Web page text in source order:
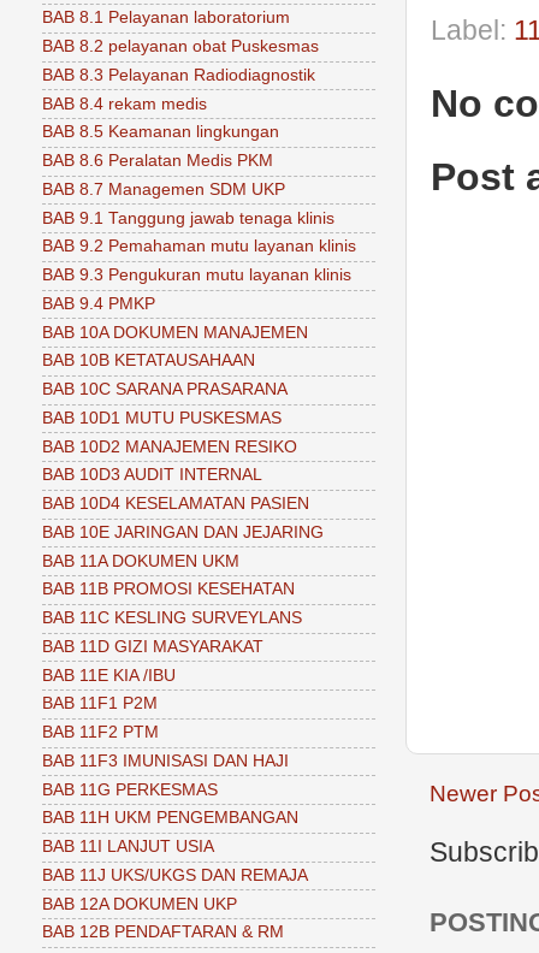
Label:
No
Post
Newer
BAB 8.1 Pelayanan laboratorium
BAB 8.2 pelayanan obat Puskesmas
BAB 8.3 Pelayanan Radiodiagnostik
BAB 8.4 rekam medis
BAB 8.5 Keamanan lingkungan
BAB 8.6 Peralatan Medis PKM
BAB 8.7 Managemen SDM UKP
BAB 9.1 Tanggung jawab tenaga klinis
BAB 9.2 Pemahaman mutu layanan klinis
BAB 9.3 Pengukuran mutu layanan klinis
BAB 9.4 PMKP
BAB 10A DOKUMEN MANAJEMEN
BAB 10B KETATAUSAHAAN
BAB 10C SARANA PRASARANA
BAB 10D1 MUTU PUSKESMAS
BAB 10D2 MANAJEMEN RESIKO
BAB 10D3 AUDIT INTERNAL
BAB 10D4 KESELAMATAN PASIEN
BAB 10E JARINGAN DAN JEJARING
BAB 11A DOKUMEN UKM
BAB 11B PROMOSI KESEHATAN
BAB 11C KESLING SURVEYLANS
BAB 11D GIZI MASYARAKAT
BAB 11E KIA /IBU
BAB 11F1 P2M
BAB 11F2 PTM
BAB 11F3 IMUNISASI DAN HAJI
BAB 11G PERKESMAS
BAB 11H UKM PENGEMBANGAN
BAB 11I LANJUT USIA
BAB 11J UKS/UKGS DAN REMAJA
BAB 12A DOKUMEN UKP
BAB 12B PENDAFTARAN & RM